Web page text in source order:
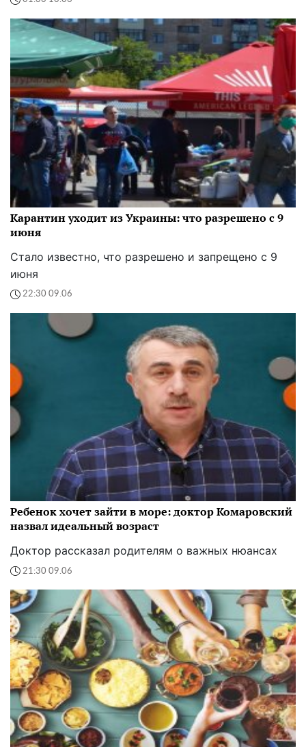
Карантин уходит из Украины: что разрешено с 9
июня
Стало известно, что разрешено и запрещено с 9
июня
22:30 09.06
Ребенок хочет зайти в море: доктор Комаровский
назвал идеальный возраст
Доктор рассказал родителям о важных нюансах
21:30 09.06